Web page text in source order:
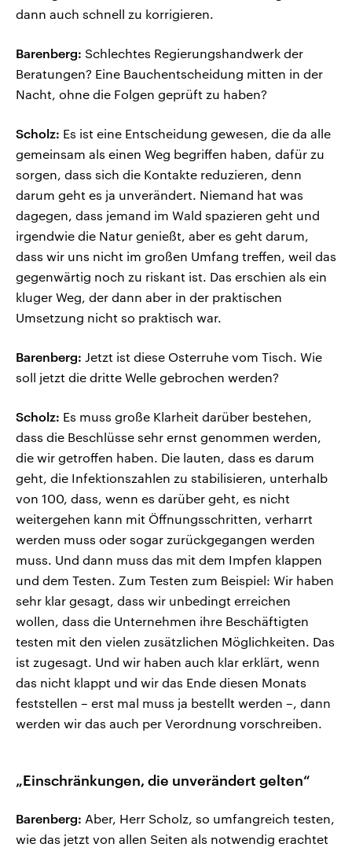
dann auch schnell zu korrigieren.
Barenberg: Schlechtes Regierungshandwerk der
Beratungen? Eine Bauchentscheidung mitten in der
Nacht, ohne die Folgen geprüft zu haben?
Scholz: Es ist eine Entscheidung gewesen, die da alle
gemeinsam als einen Weg begriffen haben, dafür zu
sorgen, dass sich die Kontakte reduzieren, denn
darum geht es ja unverändert. Niemand hat was
dagegen, dass jemand im Wald spazieren geht und
irgendwie die Natur genießt, aber es geht darum,
dass wir uns nicht im großen Umfang treffen, weil das
gegenwärtig noch zu riskant ist. Das erschien als ein
kluger Weg, der dann aber in der praktischen
Umsetzung nicht so praktisch war.
Barenberg: Jetzt ist diese Osterruhe vom Tisch. Wie
soll jetzt die dritte Welle gebrochen werden?
Scholz: Es muss große Klarheit darüber bestehen,
dass die Beschlüsse sehr ernst genommen werden,
die wir getroffen haben. Die lauten, dass es darum
geht, die Infektionszahlen zu stabilisieren, unterhalb
von 100, dass, wenn es darüber geht, es nicht
weitergehen kann mit Öffnungsschritten, verharrt
werden muss oder sogar zurückgegangen werden
muss. Und dann muss das mit dem Impfen klappen
und dem Testen. Zum Testen zum Beispiel: Wir haben
sehr klar gesagt, dass wir unbedingt erreichen
wollen, dass die Unternehmen ihre Beschäftigten
testen mit den vielen zusätzlichen Möglichkeiten. Das
ist zugesagt. Und wir haben auch klar erklärt, wenn
das nicht klappt und wir das Ende diesen Monats
feststellen – erst mal muss ja bestellt werden –, dann
werden wir das auch per Verordnung vorschreiben.
„Einschränkungen, die unverändert gelten“
Barenberg: Aber, Herr Scholz, so umfangreich testen,
wie das jetzt von allen Seiten als notwendig erachtet